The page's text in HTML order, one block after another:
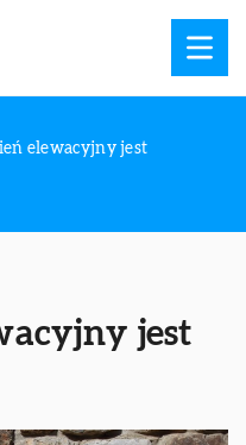
elewacyjny jest
jest